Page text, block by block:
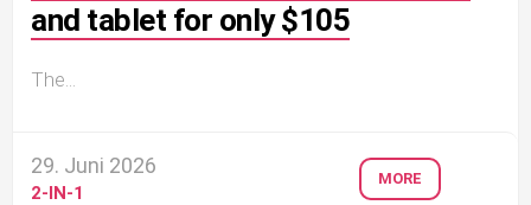
and tablet for only $105
The...
29. Juni 2026
2-IN-1
MORE